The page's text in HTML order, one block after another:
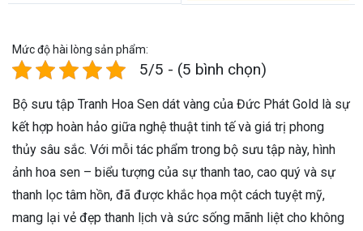
Mức độ hài lòng sản phẩm:
5/5 - (5 bình chọn)
Bộ sưu tập Tranh Hoa Sen dát vàng của Đức Phát Gold là sự
kết hợp hoàn hảo giữa nghệ thuật tinh tế và giá trị phong
thủy sâu sắc. Với mỗi tác phẩm trong bộ sưu tập này, hình
ảnh hoa sen – biểu tượng của sự thanh tao, cao quý và sự
thanh lọc tâm hồn, đã được khắc họa một cách tuyệt mỹ,
mang lại vẻ đẹp thanh lịch và sức sống mãnh liệt cho không